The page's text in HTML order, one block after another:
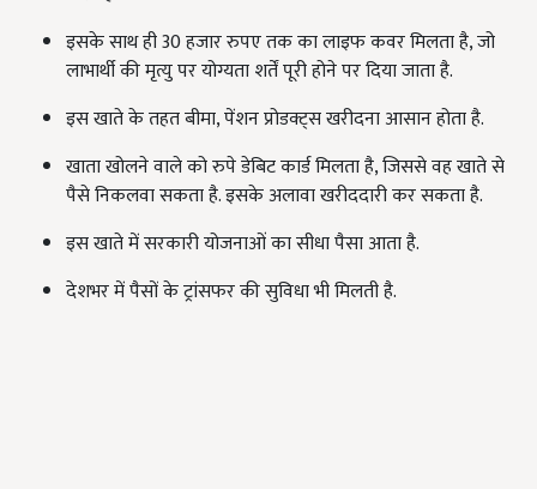
इसके साथ ही 30 हजार रुपए तक का लाइफ कवर मिलता है, जो
लाभार्थी की मृत्यु पर योग्यता शर्तें पूरी होने पर दिया जाता है.
इस खाते के तहत बीमा, पेंशन प्रोडक्ट्स खरीदना आसान होता है.
खाता खोलने वाले को रुपे डेबिट कार्ड मिलता है, जिससे वह खाते से
पैसे निकलवा सकता है. इसके अलावा खरीददारी कर सकता है.
इस खाते में सरकारी योजनाओं का सीधा पैसा आता है.
देशभर में पैसों के ट्रांसफर की सुविधा भी मिलती है.